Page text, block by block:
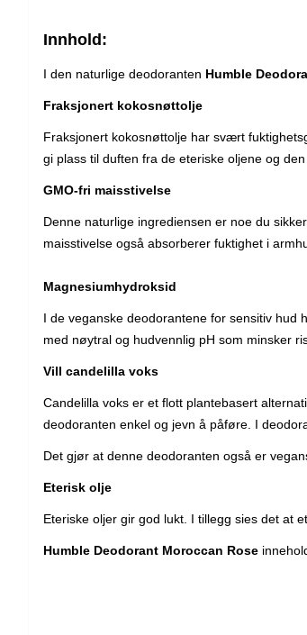
Innhold:
I den naturlige deodoranten Humble
Fraksjonert kokosnøttolje
Fraksjonert kokosnøttolje har svært
gi plass til duften fra de eteriske oljene og
GMO-fri maisstivelse
Denne naturlige ingrediensen er noe du
maisstivelse også absorberer fuktighet i
Magnesiumhydroksid
I de veganske deodorantene for sensitiv hud
med nøytral og hudvennlig pH som minsker
Vill candelilla voks
Candelilla voks er et flott plantebasert
deodoranten enkel og jevn å påføre. I
Det gjør at denne deodoranten også er
Eterisk olje
Eteriske oljer gir god lukt. I tillegg sies det at
Humble Deodorant Moroccan Rose